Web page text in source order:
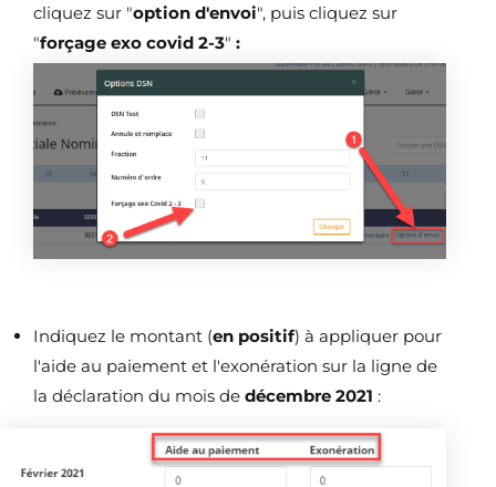
cliquez sur "option d'envoi", puis cliquez sur
"forçage exo covid 2-3" :
Indiquez le montant (en positif) à appliquer pour
l'aide au paiement et l'exonération sur la ligne de
la déclaration du mois de décembre 2021 :